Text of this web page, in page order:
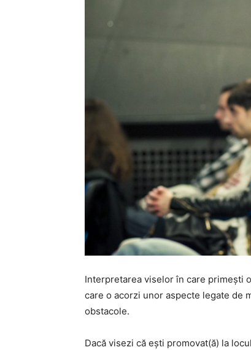
Interpretarea viselor în care primești
care o acorzi unor aspecte legate de
obstacole.
Dacă visezi că ești promovat(ă) la